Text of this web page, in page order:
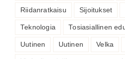
Riidanratkaisu Sijoitukset
Teknologia Tosiasiallinen
Uutinen Uutinen Velka